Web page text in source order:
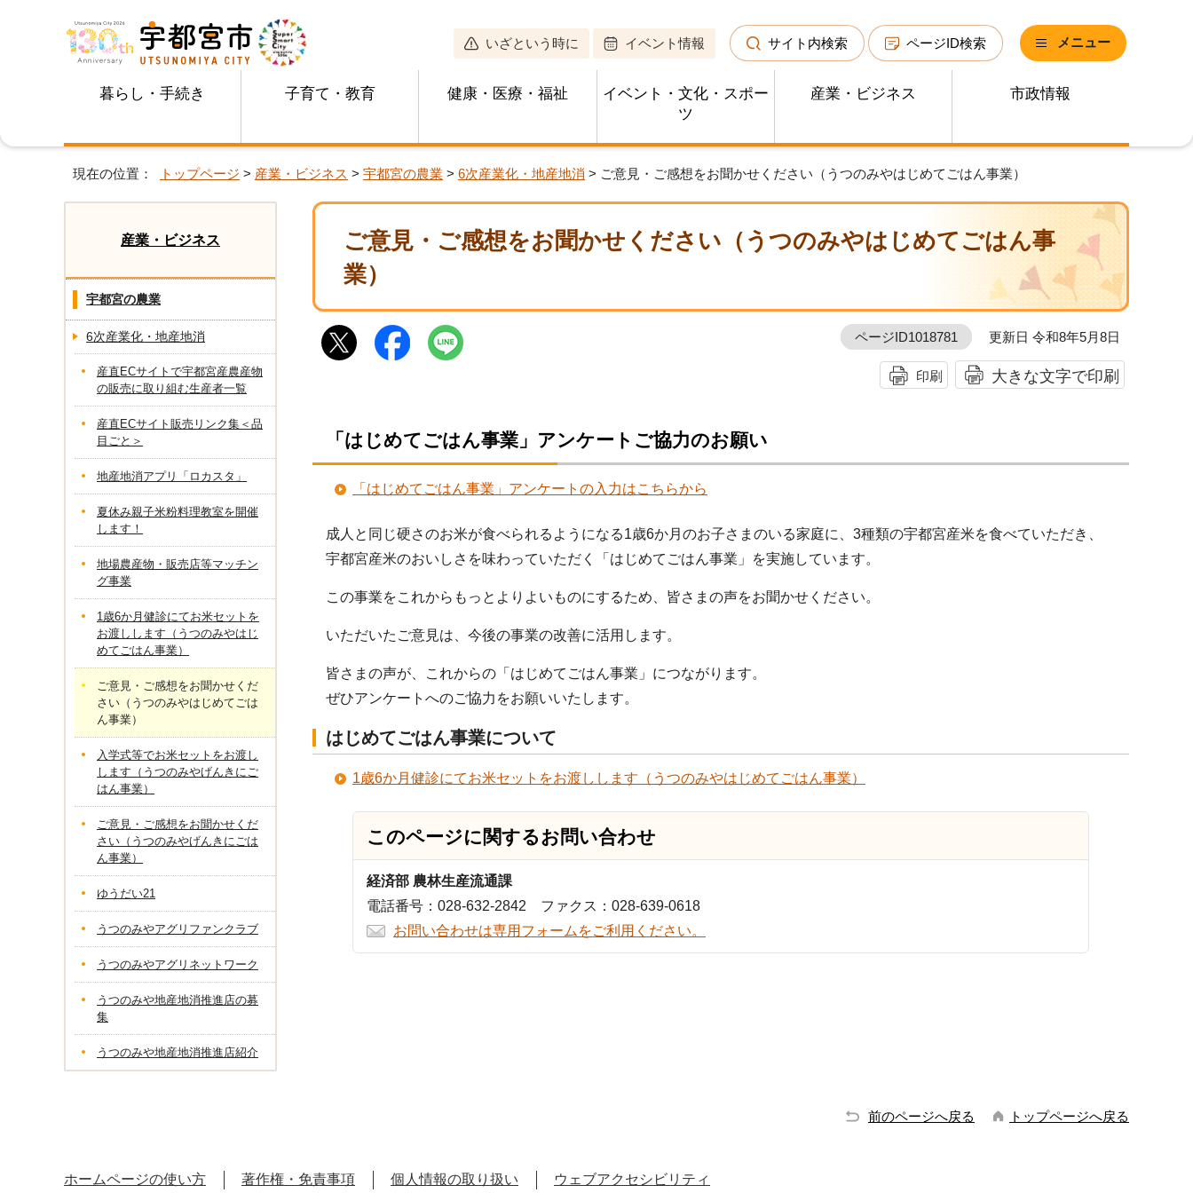
いざという時に イベント情報 サイト内検索 ページID検索 メニュー
暮らし・手続き 子育て・教育 健康・医療・福祉
イベント・文化・スポー
ツ
産業・ビジネス 市政情報
現在の位置： トップページ > 産業・ビジネス > 宇都宮の農業 > 6次産業化・地産地消 > ご意見・ご感想をお聞かせください（うつのみやはじめてごはん事業）
ご意見・ご感想をお聞かせください（うつのみやはじめてごはん事
業）
ページID1018781 更新日 令和8年5月8日
印刷 大きな文字で印刷
「はじめてごはん事業」アンケートご協力のお願い
「はじめてごはん事業」アンケートの入力はこちらから
成人と同じ硬さのお米が食べられるようになる1歳6か月のお子さまのいる家庭に、3種類の宇都宮産米を食べていただき、
宇都宮産米のおいしさを味わっていただく「はじめてごはん事業」を実施しています。
この事業をこれからもっとよりよいものにするため、皆さまの声をお聞かせください。
いただいたご意見は、今後の事業の改善に活用します。
皆さまの声が、これからの「はじめてごはん事業」につながります。
ぜひアンケートへのご協力をお願いいたします。
はじめてごはん事業について
1歳6か月健診にてお米セットをお渡しします（うつのみやはじめてごはん事業）
このページに関するお問い合わせ
経済部 農林生産流通課
電話番号：028-632-2842 ファクス：028-639-0618
お問い合わせは専用フォームをご利用ください。
産業・ビジネス
宇都宮の農業
6次産業化・地産地消
産直ECサイトで宇都宮産農産物
の販売に取り組む生産者一覧
産直ECサイト販売リンク集＜品
目ごと＞
地産地消アプリ「ロカスタ」
夏休み親子米粉料理教室を開催
します！
地場農産物・販売店等マッチン
グ事業
1歳6か月健診にてお米セットを
お渡しします（うつのみやはじ
めてごはん事業）
ご意見・ご感想をお聞かせくだ
さい（うつのみやはじめてごは
ん事業）
入学式等でお米セットをお渡し
します（うつのみやげんきにご
はん事業）
ご意見・ご感想をお聞かせくだ
さい（うつのみやげんきにごは
ん事業）
ゆうだい21
うつのみやアグリファンクラブ
うつのみやアグリネットワーク
うつのみや地産地消推進店の募
集
うつのみや地産地消推進店紹介
前のページへ戻る トップページへ戻る
ホームページの使い方 著作権・免責事項 個人情報の取り扱い ウェブアクセシビリティ